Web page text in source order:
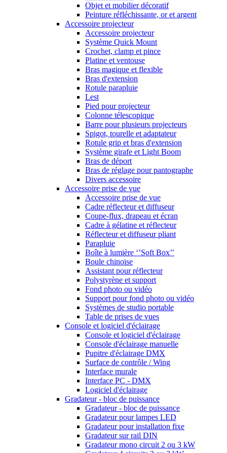
Objet et mobilier décoratif
Peinture réfléchissante, or et argent
Accessoire projecteur
Accessoire projecteur
Système Quick Mount
Crochet, clamp et pince
Platine et ventouse
Bras magique et flexible
Bras d'extension
Rotule parapluie
Lest
Pied pour projecteur
Colonne télescopique
Barre pour plusieurs projecteurs
Spigot, tourelle et adaptateur
Rotule grip et bras d'extension
Système girafe et Light Boom
Bras de déport
Bras de réglage pour pantographe
Divers accessoire
Accessoire prise de vue
Accessoire prise de vue
Cadre réflecteur et diffuseur
Coupe-flux, drapeau et écran
Cadre à gélatine et réflecteur
Réflecteur et diffuseur pliant
Parapluie
Boîte à lumière ‘’Soft Box’’
Boule chinoise
Assistant pour réflecteur
Polystyrène et support
Fond photo ou vidéo
Support pour fond photo ou vidéo
Systèmes de studio portable
Table de prises de vues
Console et logiciel d'éclairage
Console et logiciel d'éclairage
Console d'éclairage manuelle
Pupitre d'éclairage DMX
Surface de contrôle / Wing
Interface murale
Interface PC - DMX
Logiciel d'éclairage
Gradateur - bloc de puissance
Gradateur - bloc de puissance
Gradateur pour lampes LED
Gradateur pour installation fixe
Gradateur sur rail DIN
Gradateur mono circuit 2 ou 3 kW